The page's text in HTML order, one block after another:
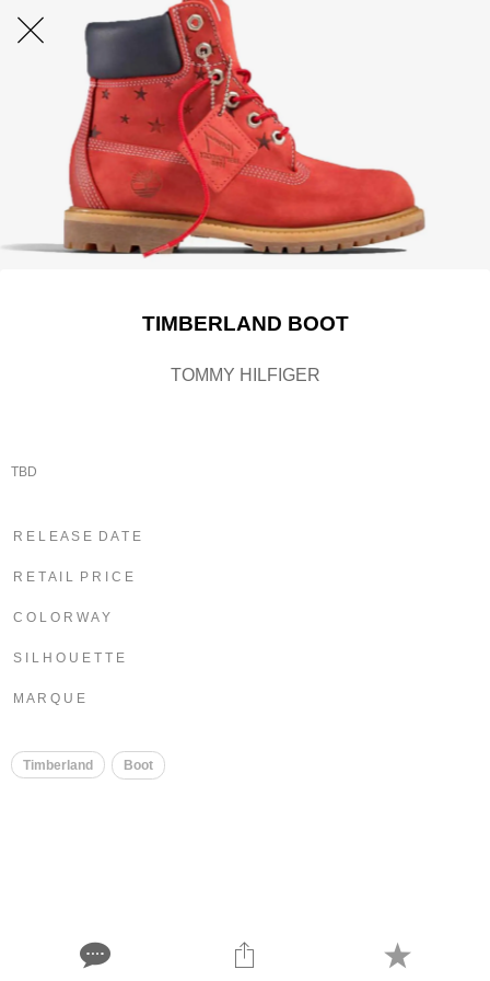
TIMBERLAND BOOT
TOMMY HILFIGER
TBD
R E L E A S E D A T E
R E T A I L P R I C E
C O L O R W A Y
S I L H O U E T T E
M A R Q U E
Timberland Boot